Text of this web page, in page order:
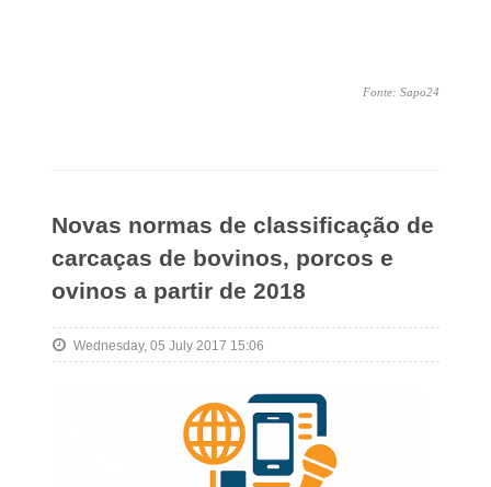
Fonte: Sapo24
Novas normas de classificação de
carcaças de bovinos, porcos e
ovinos a partir de 2018
Wednesday, 05 July 2017 15:06